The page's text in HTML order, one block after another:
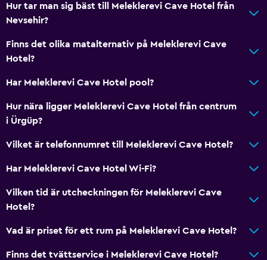
Hur tar man sig bäst till Meleklerevi Cave Hotel från
Nevsehir?
Finns det olika matalternativ på Meleklerevi Cave
Hotel?
Har Meleklerevi Cave Hotel pool?
Hur nära ligger Meleklerevi Cave Hotel från centrum
i Ürgüp?
Vilket är telefonnumret till Meleklerevi Cave Hotel?
Har Meleklerevi Cave Hotel Wi-Fi?
Vilken tid är utcheckningen för Meleklerevi Cave
Hotel?
Vad är priset för ett rum på Meleklerevi Cave Hotel?
Finns det tvättservice i Meleklerevi Cave Hotel?